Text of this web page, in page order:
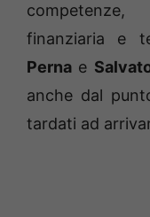
finanziaria e
Perna e
anche dal
tardati ad